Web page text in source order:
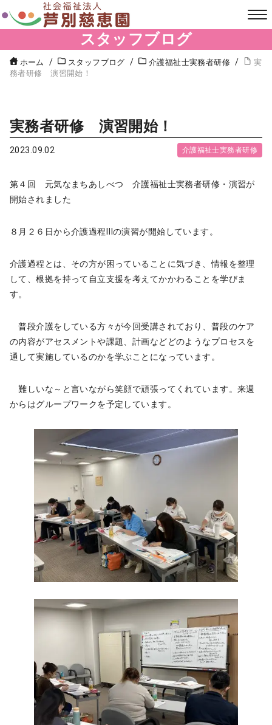
スタッフブログ
ホーム スタッフブログ 介護福祉士実務者研修
実
務者研修 演習開始！
実務者研修 演習開始！
2023.09.02 介護福祉士実務者研修
第４回 元気なまちあしべつ 介護福祉士実務者研修・演習が
開始されました
８月２６日から介護過程Ⅲの演習が開始しています。
介護過程とは、その方が困っていることに気づき、情報を整理
して、根拠を持って自立支援を考えてかかわることを学びま
す。
普段介護をしている方々が今回受講されており、普段のケア
の内容がアセスメントや課題、計画などどのようなプロセスを
通して実施しているのかを学ぶことになっています。
難しいな～と言いながら笑顔で頑張ってくれています。来週
からはグループワークを予定しています。